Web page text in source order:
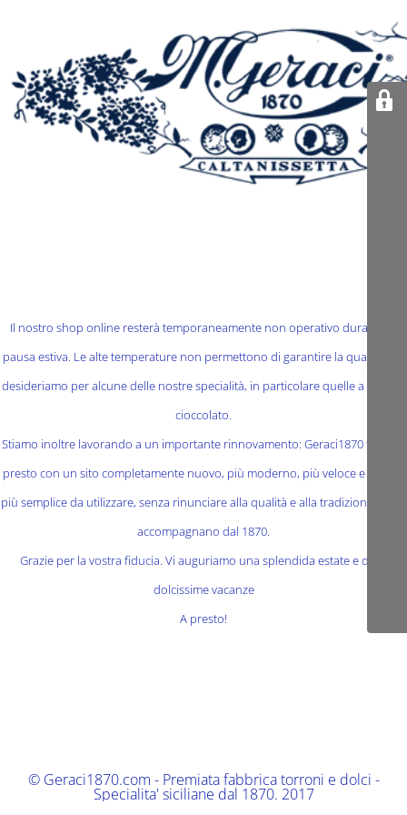
Il nostro shop online resterà temporaneamente non operativo durante la
pausa estiva. Le alte temperature non permettono di garantire la qualità che
desideriamo per alcune delle nostre specialità, in particolare quelle a base di
cioccolato.
Stiamo inoltre lavorando a un importante rinnovamento: Geraci1870 tornerà
presto con un sito completamente nuovo, più moderno, più veloce e ancora
più semplice da utilizzare, senza rinunciare alla qualità e alla tradizione che ci
accompagnano dal 1870.
Grazie per la vostra fiducia. Vi auguriamo una splendida estate e delle
dolcissime vacanze
A presto!
© Geraci1870.com - Premiata fabbrica torroni e dolci -
Specialita' siciliane dal 1870. 2017